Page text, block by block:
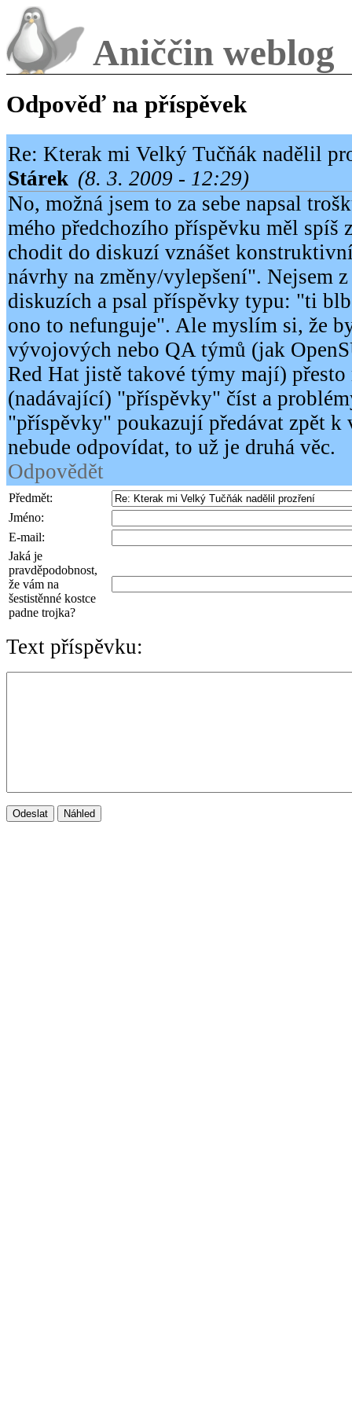
Aniččin weblog
Odpověď na příspěvek
Re: Kterak mi Velký Tučňák nadělil
Stárek (8. 3. 2009 - 12:29)
No, možná jsem to za sebe napsal
mého předchozího příspěvku měl
chodit do diskuzí vznášet
návrhy na změny/vylepšení". Nejsem
diskuzích a psal příspěvky typu: "ti
ono to nefunguje". Ale myslím si, že
vývojových nebo QA týmů (jak
Red Hat jistě takové týmy mají)
(nadávající) "příspěvky" číst a
"příspěvky" poukazují předávat zpět k
nebude odpovídat, to už je druhá věc.
Odpovědět
Předmět:
Jméno:
E-mail:
Jaká je
pravděpodobnost,
že vám na
šestistěnné kostce
padne trojka?
Text příspěvku: